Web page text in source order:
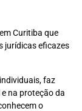
Curitiba que
jurídicas eficazes
faz
na proteção da
o